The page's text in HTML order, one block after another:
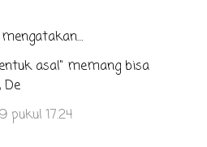
asal" memang bisa
De
pukul 17.24